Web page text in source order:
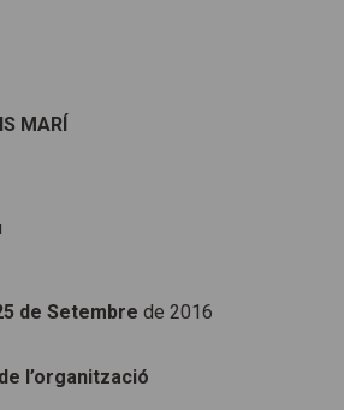
MARÍ
de Setembre de 2016
l’organització